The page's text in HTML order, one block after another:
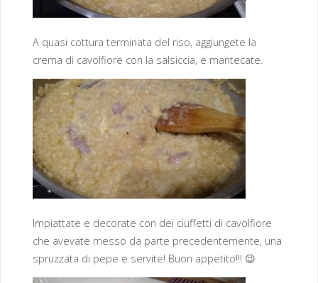
A quasi cottura terminata del riso, aggiungete la
crema di cavolfiore con la salsiccia, e mantecate.
Impiattate e decorate con dei ciuffetti di cavolfiore
che avevate messo da parte precedentemente, una
spruzzata di pepe e servite! Buon appetito!!! 😉